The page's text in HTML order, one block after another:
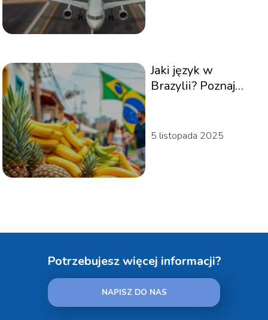
Jaki język w
Brazylii? Poznaj
5 listopada 2025
Potrzebujesz więcej informacji?
NAPISZ DO NAS